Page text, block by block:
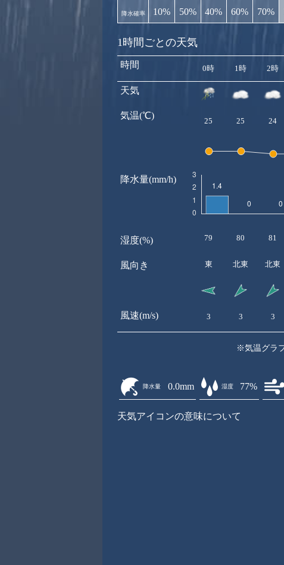
降水確率 10% 50% 40% 60% 70%
1時間ごとの天気
時間
天気
気温(℃)
降水量(mm/h)
湿度(%)
風向き
風速(m/s)
0時 1時 2時
25 25 24
79 80 81
東 北東 北東
3 3 3
※気温グラ
降水量 0.0mm 湿度 77%
天気アイコンの意味について